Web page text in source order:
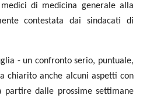
di medicina generale alla
contestata dai sindacati di
- un confronto serio, puntuale,
chiarito anche alcuni aspetti con
partire dalle prossime settimane